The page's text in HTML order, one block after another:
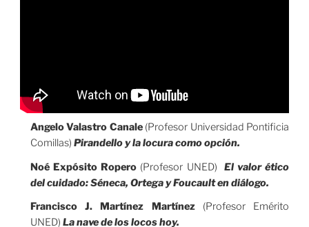
Angelo Valastro Canale(Profesor Universidad Pontificia
Comillas) Pirandello y la locura como opción.
Noé Expósito Ropero (Profesor UNED) El valor ético
del cuidado: Séneca, Ortega y Foucault en diálogo.
Francisco J. Martínez Martínez(Profesor Emérito
UNED) La nave de los locos hoy.